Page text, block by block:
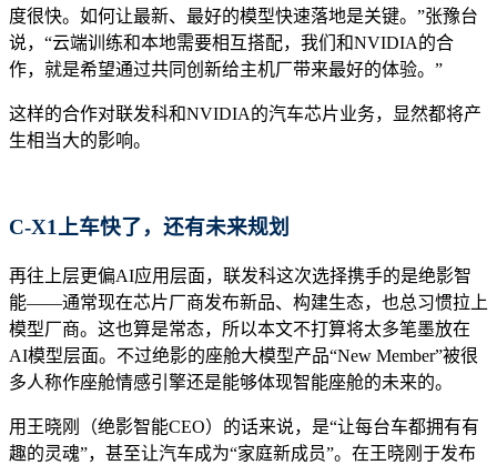
度很快。如何让最新、最好的模型快速落地是关键。”张豫台
说，“云端训练和本地需要相互搭配，我们和NVIDIA的合
作，就是希望通过共同创新给主机厂带来最好的体验。”
这样的合作对联发科和NVIDIA的汽车芯片业务，显然都将产
生相当大的影响。
C-X1上车快了，还有未来规划
再往上层更偏AI应用层面，联发科这次选择携手的是绝影智
能——通常现在芯片厂商发布新品、构建生态，也总习惯拉上
模型厂商。这也算是常态，所以本文不打算将太多笔墨放在
AI模型层面。不过绝影的座舱大模型产品“New Member”被很
多人称作座舱情感引擎还是能够体现智能座舱的未来的。
用王晓刚（绝影智能CEO）的话来说，是“让每台车都拥有有
趣的灵魂”，甚至让汽车成为“家庭新成员”。在王晓刚于发布